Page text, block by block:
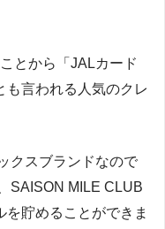
とから「JALカード
も言われる人気のクレ
クスブランドなので
SAISON MILE CLUB
貯めることができま